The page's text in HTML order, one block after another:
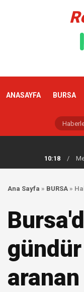
ANASAYFA BURSA
10:18
/
Ana Sayfa » BURSA »
gündür
aranan